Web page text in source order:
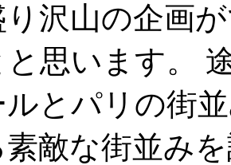
り沢山の企画
と思います。
ルとパリの街
敵な街並み